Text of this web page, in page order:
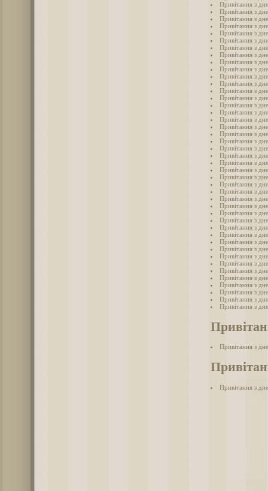
Привітання з
Привітання з
Привітання з
Привітання з
Привітання з
Привітання з
Привітання з
Привітання з
Привітання з
Привітання з
Привітання з
Привітання з
Привітання з
Привітання з
Привітання з
Привітання з
Привітання з
Привітання з
Привітання з
Привітання з
Привітання з
Привітання з
Привітання з
Привітання з
Привітання з
Привітання з
Привітання з
Привітання з
Привітання з
Привітання з
Привітання з
Привітання з
Привітання з
Привітання з
Привітання з
Привітання з
Привітання з
Привітання з
Привітання з
Привітання з
Привітання з
Привітання з
Привітання з
Привітання з
Привітання з